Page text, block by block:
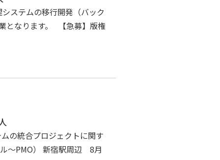
ステムの移行開発（バック
となります。 【急募】版権
の統合プロジェクトに関す
～PMO） 新宿駅周辺 8月